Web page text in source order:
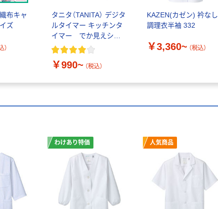
布キャ
ズ
）
タニタ（TANITA） デジタ
ルタイマー キッチンタ
イマー でか見えシリ
ーズ
￥990~ （税込）
KAZEN(カゼン) 衿なし
調理衣半袖 332
￥3,360~ （税込）
わけあり特価 人気商品